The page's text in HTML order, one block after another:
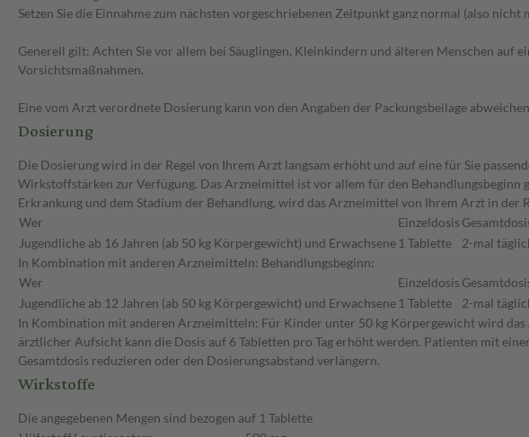
Setzen Sie die Einnahme zum nächsten vorgeschriebenen Zeitpunkt ganz normal (also
Generell gilt: Achten Sie vor allem bei Säuglingen, Kleinkindern und älteren Menschen
Vorsichtsmaßnahmen.
Eine vom Arzt verordnete Dosierung kann von den Angaben der Packungsbeilage
Dosierung
Die Dosierung wird in der Regel von Ihrem Arzt langsam erhöht und auf eine für Sie
Wirkstoffstärken zur Verfügung. Das Arzneimittel ist vor allem für den
Erkrankung und dem Stadium der Behandlung, wird das Arzneimittel von Ihrem Arzt in
Wer
Einzeldosis
Jugendliche ab 16 Jahren (ab 50 kg Körpergewicht) und Erwachsene 1 Tablette 2-mal
In Kombination mit anderen Arzneimitteln: Behandlungsbeginn:
Wer
Einzeldosis
Jugendliche ab 12 Jahren (ab 50 kg Körpergewicht) und Erwachsene 1 Tablette 2-mal
In Kombination mit anderen Arzneimitteln: Für Kinder unter 50 kg Körpergewicht wird
ärztlicher Aufsicht kann die Dosis auf 6 Tabletten pro Tag erhöht werden. Patienten mit
Gesamtdosis reduzieren oder den Dosierungsabstand verlängern.
Wirkstoffe
Die angegebenen Mengen sind bezogen auf 1 Tablette